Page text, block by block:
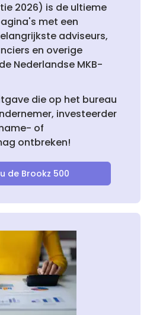
2026) is de ultieme
met een
adviseurs,
en overige
Nederlandse MKB-
die op het bureau
investeerder
of
ontbreken!
de Brookz 500